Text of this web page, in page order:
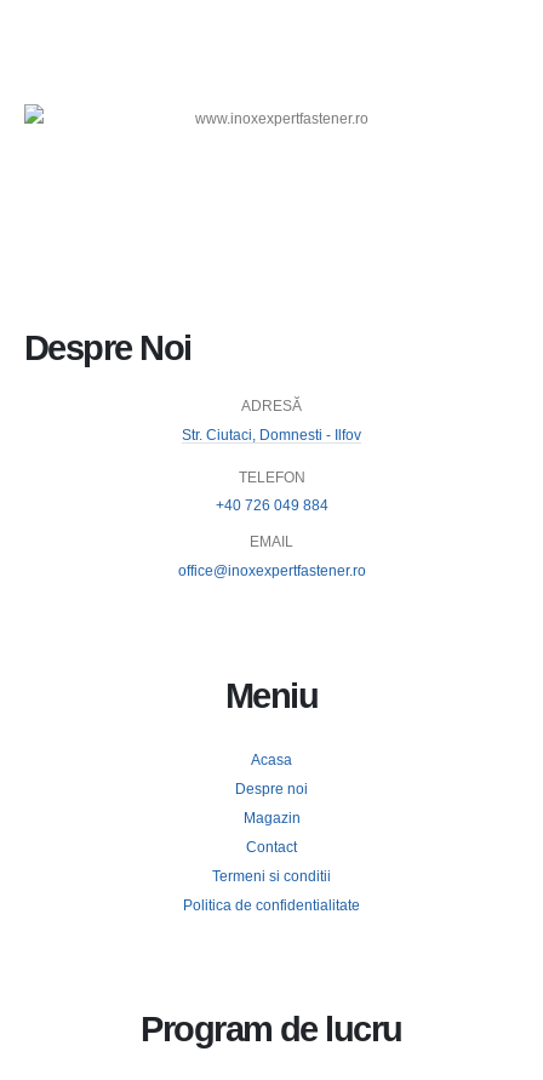
Despre Noi
ADRESĂ
Str. Ciutaci, Domnesti - Ilfov
TELEFON
+40 726 049 884
EMAIL
office@inoxexpertfastener.ro
Meniu
Acasa
Despre noi
Magazin
Contact
Termeni si conditii
Politica de confidentialitate
Program de lucru